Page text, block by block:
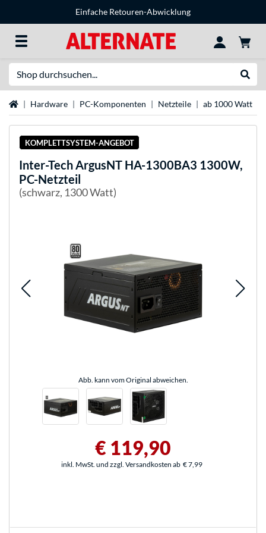
Einfache Retouren-Abwicklung
StartseiteHardware PC-Komponenten Netzteile ab 1000 Watt
KOMPLETTSYSTEM-ANGEBOT
Inter-TechArgusNT HA-1300BA3 1300W,
PC-Netzteil
(schwarz, 1300 Watt)
Abb. kann vom Original abweichen.
€ 119,90
inkl. MwSt. und zzgl. Versandkosten ab € 7,99